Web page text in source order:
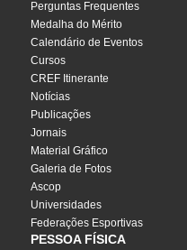
Perguntas Frequentes
Medalha do Mérito
Calendário de Eventos
Cursos
CREF Itinerante
Notícias
Publicações
Jornais
Material Gráfico
Galeria de Fotos
Ascop
Universidades
Federações Esportivas
PESSOA FÍSICA